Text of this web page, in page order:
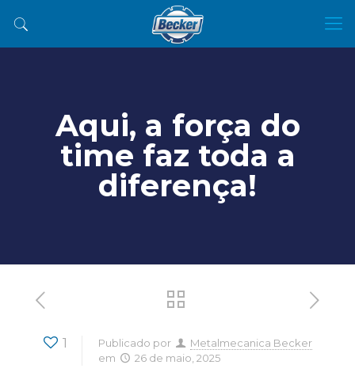
Aqui, a força do
time faz toda a
diferença!
1 Publicado por
Metalmecanica Becker
em
26 de maio, 2025